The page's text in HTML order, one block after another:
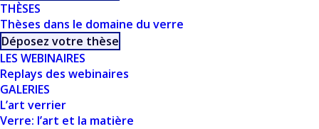
THÈSES
Thèses dans le domaine du verre
Déposez votre thèse
LES WEBINAIRES
Replays des webinaires
GALERIES
L’art verrier
Verre: l’art et la matière
COMPARAISON ET
LIMITES - P.
FRUGIER